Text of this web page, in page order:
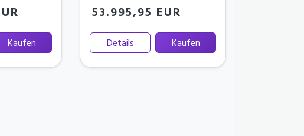
Kaufen
53.995,95 EUR
Details Kaufen